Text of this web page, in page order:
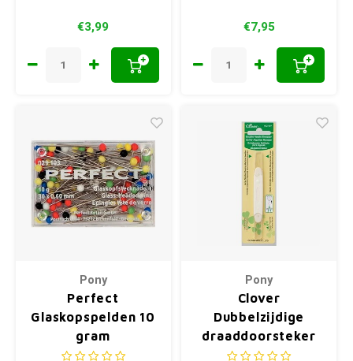
€3,99
+
€7,95
+
Pony
Perfect
Glaskopspelden 10
gram
Pony
Clover
Dubbelzijdige
draaddoorsteker